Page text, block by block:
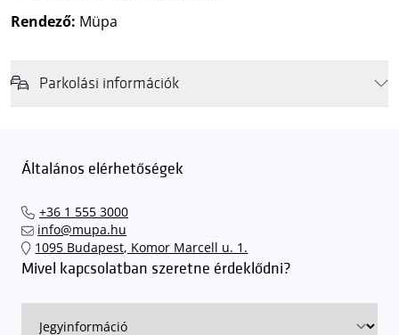
Rendező: Müpa
Parkolási információk
érkezéskor megnövekedett várakozási idővel érdemes kalkulálni. Ezt
azt javasoljuk kedves közönségünknek, induljanak
találhassák meg a legideálisabb parkolóhelyet és
érkezhessenek meg előadásainkra
sorompókat rendszámfelismerő automatika nyitja.
ingyenes azon vendégeink számára, akik egy aznapi fizetős
rendjének részletes leírásaelérhető itt.
Általános elérhetőségek
+36 1 555 3000
info@mupa.hu
1095 Budapest, Komor Marcell u. 1.
Mivel kapcsolatban szeretne érdeklődni?